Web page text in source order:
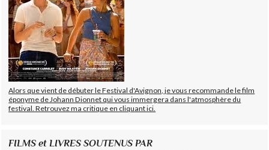
Alors que vient de débuter le Festival d'Avignon, je vous recommande le film
éponyme de Johann Dionnet qui vous immergera dans l'atmosphère du
festival. Retrouvez ma critique en cliquant ici.
FILMS et LIVRES SOUTENUS PAR